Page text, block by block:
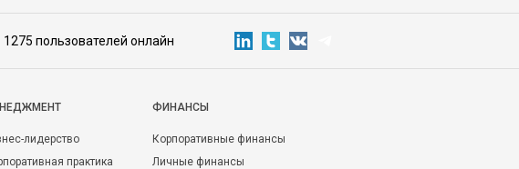
1275 пользователей онлайн
лидерство
практика
ФИНАНСЫ
Корпоративные финансы
Личные финансы